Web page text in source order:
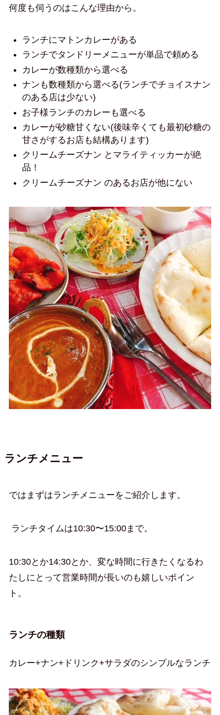
何度も伺うのはこんな理由から。
ランチにマトンカレーがある
ランチでタンドリーメニューが単品で頼める
カレーが数種類から選べる
ナンも数種類から選べる(ランチでチョイスナン
のある店は少ない)
お子様ランチのカレーも選べる
カレーが砂糖甘くない(後味辛くても最初砂糖の
甘さがするお店も結構あります)
クリームチーズナン とマライティッカーが絶
品！
クリームチーズナン のあるお店が他にない
ランチメニュー
ではまずはランチメニューをご紹介します。
ランチタイムは10:30〜15:00まで。
10:30とか14:30とか、変な時間に行きたくなるわ
たしにとって営業時間が長いのも嬉しいポイン
ト。
ランチの種類
カレー+ナン+ドリンク+サラダのシンプルなランチ